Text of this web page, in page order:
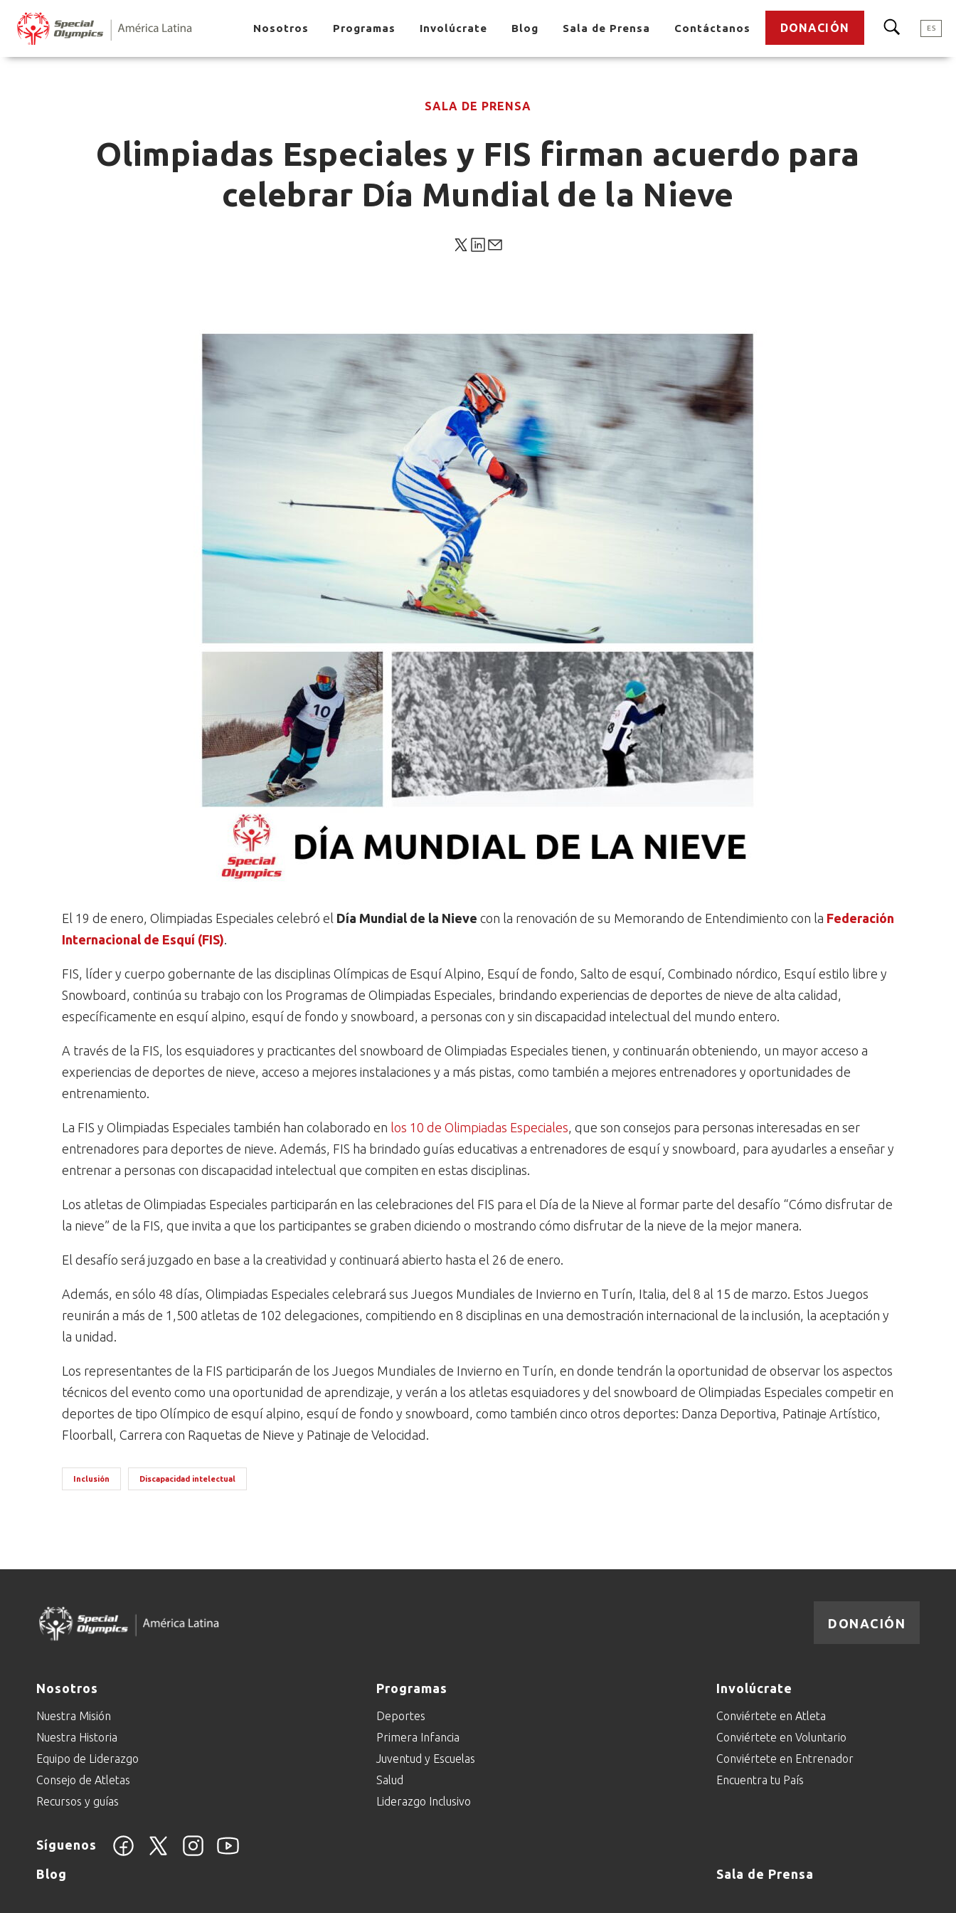
Nosotros Programas Involúcrate Blog Sala de Prensa Contáctanos DONACIÓN ES
SALA DE PRENSA
Olimpiadas Especiales y FIS firman acuerdo para
celebrar Día Mundial de la Nieve
El 19 de enero, Olimpiadas Especiales celebró el Día Mundial de la Nieve con la renovación de su Memorando de Entendimiento con la Federación
Internacional de Esquí (FIS).
FIS, líder y cuerpo gobernante de las disciplinas Olímpicas de Esquí Alpino, Esquí de fondo, Salto de esquí, Combinado nórdico, Esquí estilo libre y
Snowboard, continúa su trabajo con los Programas de Olimpiadas Especiales, brindando experiencias de deportes de nieve de alta calidad,
específicamente en esquí alpino, esquí de fondo y snowboard, a personas con y sin discapacidad intelectual del mundo entero.
A través de la FIS, los esquiadores y practicantes del snowboard de Olimpiadas Especiales tienen, y continuarán obteniendo, un mayor acceso a
experiencias de deportes de nieve, acceso a mejores instalaciones y a más pistas, como también a mejores entrenadores y oportunidades de
entrenamiento.
La FIS y Olimpiadas Especiales también han colaborado en los 10 de Olimpiadas Especiales, que son consejos para personas interesadas en ser
entrenadores para deportes de nieve. Además, FIS ha brindado guías educativas a entrenadores de esquí y snowboard, para ayudarles a enseñar y
entrenar a personas con discapacidad intelectual que compiten en estas disciplinas.
Los atletas de Olimpiadas Especiales participarán en las celebraciones del FIS para el Día de la Nieve al formar parte del desafío “Cómo disfrutar de
la nieve” de la FIS, que invita a que los participantes se graben diciendo o mostrando cómo disfrutar de la nieve de la mejor manera.
El desafío será juzgado en base a la creatividad y continuará abierto hasta el 26 de enero.
Además, en sólo 48 días, Olimpiadas Especiales celebrará sus Juegos Mundiales de Invierno en Turín, Italia, del 8 al 15 de marzo. Estos Juegos
reunirán a más de 1,500 atletas de 102 delegaciones, compitiendo en 8 disciplinas en una demostración internacional de la inclusión, la aceptación y
la unidad.
Los representantes de la FIS participarán de los Juegos Mundiales de Invierno en Turín, en donde tendrán la oportunidad de observar los aspectos
técnicos del evento como una oportunidad de aprendizaje, y verán a los atletas esquiadores y del snowboard de Olimpiadas Especiales competir en
deportes de tipo Olímpico de esquí alpino, esquí de fondo y snowboard, como también cinco otros deportes: Danza Deportiva, Patinaje Artístico,
Floorball, Carrera con Raquetas de Nieve y Patinaje de Velocidad.
Inclusión Discapacidad intelectual
DONACIÓN
Nosotros
Nuestra Misión
Nuestra Historia
Equipo de Liderazgo
Consejo de Atletas
Recursos y guías
Programas
Deportes
Primera Infancia
Juventud y Escuelas
Salud
Liderazgo Inclusivo
Involúcrate
Conviértete en Atleta
Conviértete en Voluntario
Conviértete en Entrenador
Encuentra tu País
Síguenos
Blog Sala de Prensa